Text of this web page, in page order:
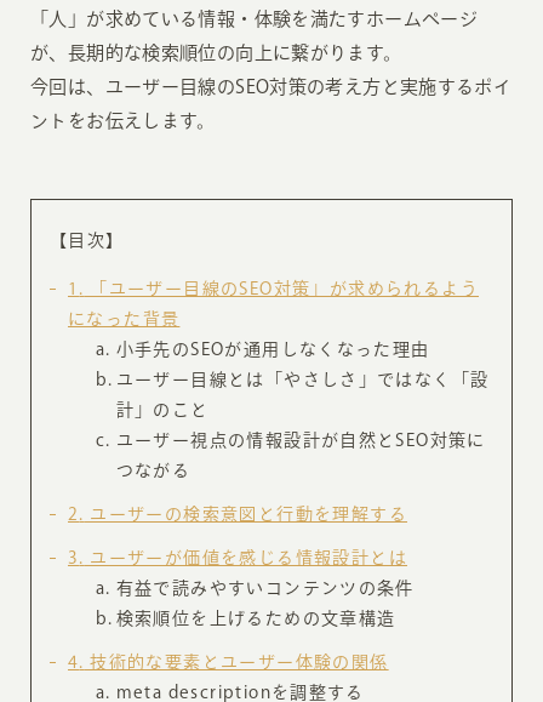
「人」が求めている情報・体験を満たすホームページ
が、長期的な検索順位の向上に繋がります。
今回は、ユーザー目線のSEO対策の考え方と実施するポイ
ントをお伝えします。
【目次】
1
「ユーザー目線のSEO対策」が求められるよう
になった背景
小手先のSEOが通用しなくなった理由
ユーザー目線とは「やさしさ」ではなく「設
計」のこと
ユーザー視点の情報設計が自然とSEO対策に
つながる
2 ユーザーの検索意図と行動を理解する
3
ユーザーが価値を感じる情報設計とは
有益で読みやすいコンテンツの条件
検索順位を上げるための文章構造
4
技術的な要素とユーザー体験の関係
meta descriptionを調整する